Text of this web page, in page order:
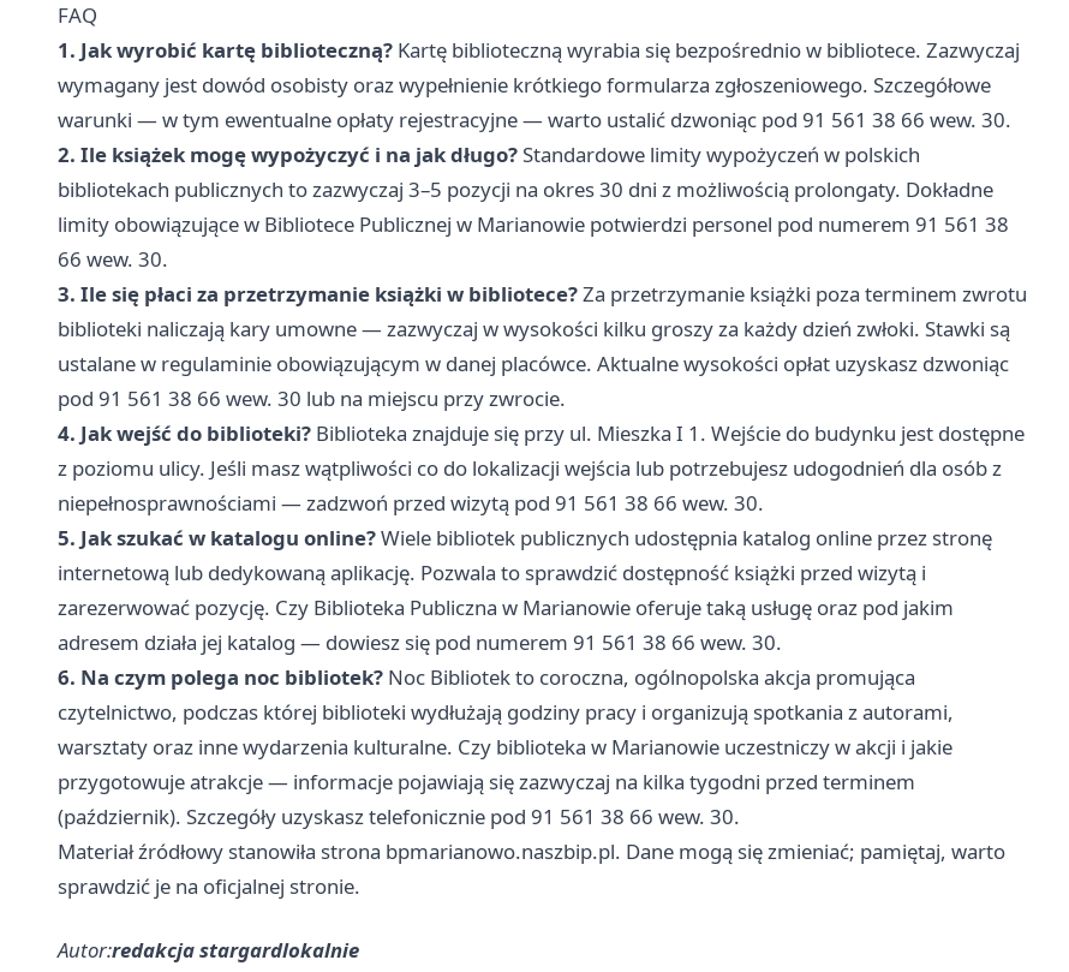
FAQ
1. Jak wyrobić kartę biblioteczną? Kartę biblioteczną wyrabia się bezpośrednio w bibliotece. Zazwyczaj
wymagany jest dowód osobisty oraz wypełnienie krótkiego formularza zgłoszeniowego. Szczegółowe
warunki — w tym ewentualne opłaty rejestracyjne — warto ustalić dzwoniąc pod 91 561 38 66 wew. 30.
2. Ile książek mogę wypożyczyć i na jak długo?Standardowe limity wypożyczeń w polskich
bibliotekach publicznych to zazwyczaj 3–5 pozycji na okres 30 dni z możliwością prolongaty. Dokładne
limity obowiązujące w Bibliotece Publicznej w Marianowie potwierdzi personel pod numerem 91 561 38
66 wew. 30.
3. Ile się płaci za przetrzymanie książki w bibliotece?Za przetrzymanie książki poza terminem zwrotu
biblioteki naliczają kary umowne — zazwyczaj w wysokości kilku groszy za każdy dzień zwłoki. Stawki są
ustalane w regulaminie obowiązującym w danej placówce. Aktualne wysokości opłat uzyskasz dzwoniąc
pod 91 561 38 66 wew. 30 lub na miejscu przy zwrocie.
4. Jak wejść do biblioteki? Biblioteka znajduje się przy ul. Mieszka I 1. Wejście do budynku jest dostępne
z poziomu ulicy. Jeśli masz wątpliwości co do lokalizacji wejścia lub potrzebujesz udogodnień dla osób z
niepełnosprawnościami — zadzwoń przed wizytą pod 91 561 38 66 wew. 30.
5. Jak szukać w katalogu online?Wiele bibliotek publicznych udostępnia katalog online przez stronę
internetową lub dedykowaną aplikację. Pozwala to sprawdzić dostępność książki przed wizytą i
zarezerwować pozycję. Czy Biblioteka Publiczna w Marianowie oferuje taką usługę oraz pod jakim
adresem działa jej katalog — dowiesz się pod numerem 91 561 38 66 wew. 30.
6. Na czym polega noc bibliotek? Noc Bibliotek to coroczna, ogólnopolska akcja promująca
czytelnictwo, podczas której biblioteki wydłużają godziny pracy i organizują spotkania z autorami,
warsztaty oraz inne wydarzenia kulturalne. Czy biblioteka w Marianowie uczestniczy w akcji i jakie
przygotowuje atrakcje — informacje pojawiają się zazwyczaj na kilka tygodni przed terminem
(październik). Szczegóły uzyskasz telefonicznie pod 91 561 38 66 wew. 30.
Materiał źródłowy stanowiła strona bpmarianowo.naszbip.pl. Dane mogą się zmieniać; pamiętaj, warto
sprawdzić je na oficjalnej stronie.
Autor:redakcja stargardlokalnie